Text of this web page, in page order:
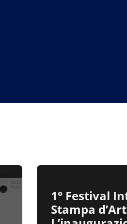
1° Festival
Stampa